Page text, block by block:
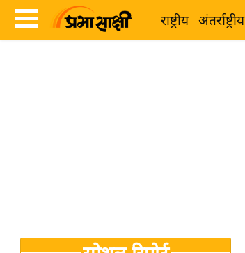
राष्ट्रीय अंतर्राष्ट्रीय
Breaking